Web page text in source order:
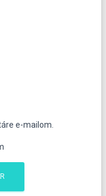
e-mailom.